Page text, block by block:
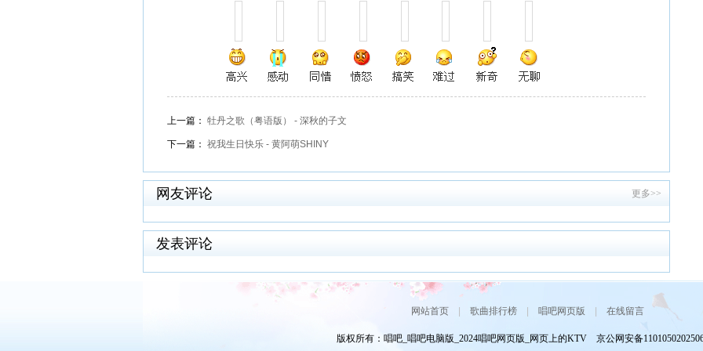
上一篇： 牡丹之歌（粤语版） - 深秋的子文
下一篇： 祝我生日快乐 - 黄阿萌SHINY
更多>>
网友评论
发表评论
网站首页| 歌曲排行榜| 唱吧网页版 在线留言
版权所有：唱吧_唱吧电脑版_2024唱吧网页版_网页上的KTV 京公网安备